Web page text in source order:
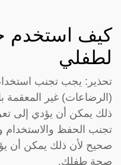
لطفلي
تحذير: يجب تجنب
(الرضاعات) غير المعقمة
ذلك يمكن أن يؤدي إلى
تجنب الحفظ والاستخدام
صحيح لأن ذلك يمكن أن
صحة طفلك.